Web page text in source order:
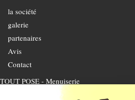
la société
galerie
partenaires
Avis
Contact
POSE - Menuiserie